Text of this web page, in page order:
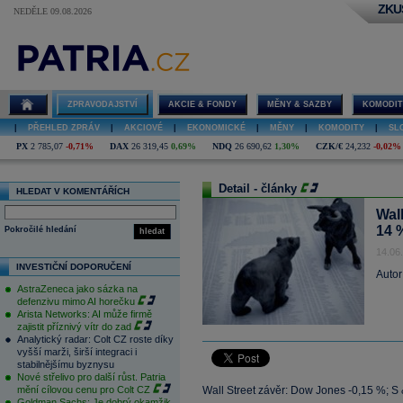
NEDĚLE 09.08.2026
ZPRAVODAJSTVÍ AKCIE & FONDY MĚNY & SAZBY
PŘEHLED ZPRÁV AKCIOVÉ EKONOMICKÉ MĚNY KOMODITY
PX 2 785,07 -0,71% DAX 26 319,45 0,69% NDQ 26 690,62 1,30% CZK/€ 24,232 -0,02%
HLEDAT V KOMENTÁŘÍCH
hledat
Pokročilé hledání
INVESTIČNÍ DOPORUČENÍ
AstraZeneca jako sázka na
defenzivu mimo AI horečku
Arista Networks: AI může firmě
zajistit příznivý vítr do zad
Analytický radar: Colt CZ roste díky
vyšší marži, širší integraci i
stabilnějšímu byznysu
Nové střelivo pro další růst. Patria
mění cílovou cenu pro Colt CZ
Detail - články
14
Wall Street závěr: Dow Jones -0,15 %;